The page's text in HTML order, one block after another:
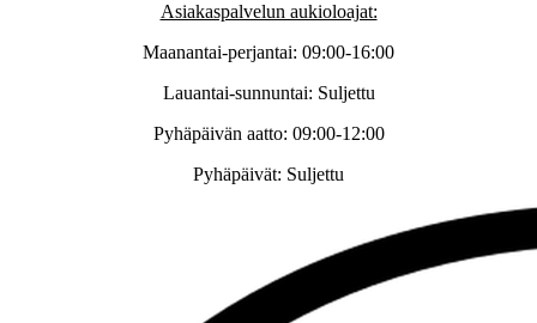
Asiakaspalvelun aukioloajat:
Maanantai-perjantai: 09:00-16:00
Lauantai-sunnuntai: Suljettu
Pyhäpäivän aatto: 09:00-12:00
Pyhäpäivät: Suljettu